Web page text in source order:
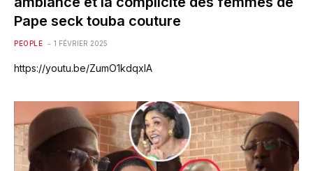
Pape seck touba couture
PEOPLE 1 FÉVRIER 2025
https://youtu.be/ZumO1kdqxlA